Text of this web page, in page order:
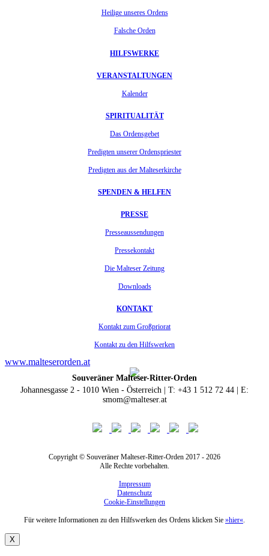
Heilige unseres Ordens
Falsche Orden
HILFSWERKE
VERANSTALTUNGEN
Kalender
SPIRITUALITÄT
Das Ordensgebet
Predigten unserer Ordenspriester
Predigten aus der Malteserkirche
SPENDEN & HELFEN
PRESSE
Presseaussendungen
Pressekontakt
Die Malteser Zeitung
Downloads
KONTAKT
Kontakt zum Großpriorat
Kontakt zu den Hilfswerken
www.malteserorden.at
Souveräner Malteser-Ritter-Orden
Johannesgasse 2 - 1010 Wien - Österreich | T: +43 1 512 72 44 | E:
smom@malteser.at
Copyright © Souveräner Malteser-Ritter-Orden 2017 - 2026
Alle Rechte vorbehalten.
Impressum
Datenschutz
Cookie-Einstellungen
Für weitere Informationen zu den Hilfswerken des Ordens klicken Sie »hier«.
X